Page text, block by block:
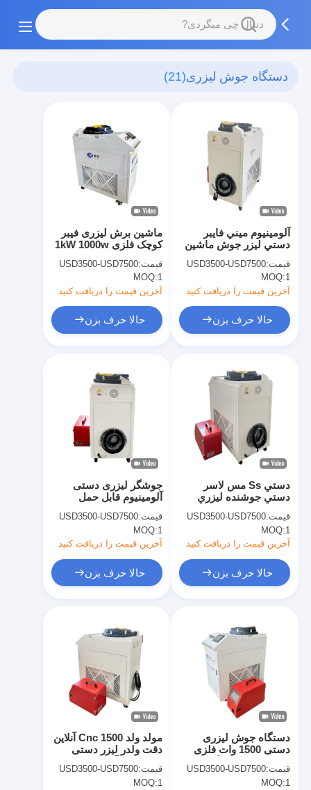
دستگاه جوش لیزری(21)
ماشین برش لیزری فیبر
کوچک فلزی 1kW 1000w
قیمت:USD3500-USD7500
MOQ:1
آخرین قیمت را دریافت کنید
حالا حرف بزن
آلومينيوم ميني فايبر
دستي ليزر جوش ماشين
قیمت:USD3500-USD7500
MOQ:1
آخرین قیمت را دریافت کنید
حالا حرف بزن
جوشگر لیزری دستی
آلومینیوم قابل حمل
زنگ
قیمت:USD3500-USD7500
MOQ:1
آخرین قیمت را دریافت کنید
حالا حرف بزن
دستي Ss مس لاسر
دستي جوشنده ليزري
قیمت:USD3500-USD7500
MOQ:1
آخرین قیمت را دریافت کنید
حالا حرف بزن
مولد ولد 1500 Cnc آنلاین
دقت ولدر لیزر دستی
قیمت:USD3500-USD7500
MOQ:1
دستگاه جوش لیزری
دستی 1500 وات فلزی
قیمت:USD3500-USD7500
MOQ:1